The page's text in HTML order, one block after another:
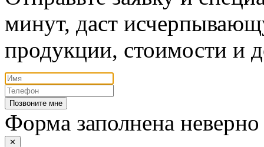
минут, даст
продукции, стоимости и
Позвоните мне
Форма заполнена неверно
✕